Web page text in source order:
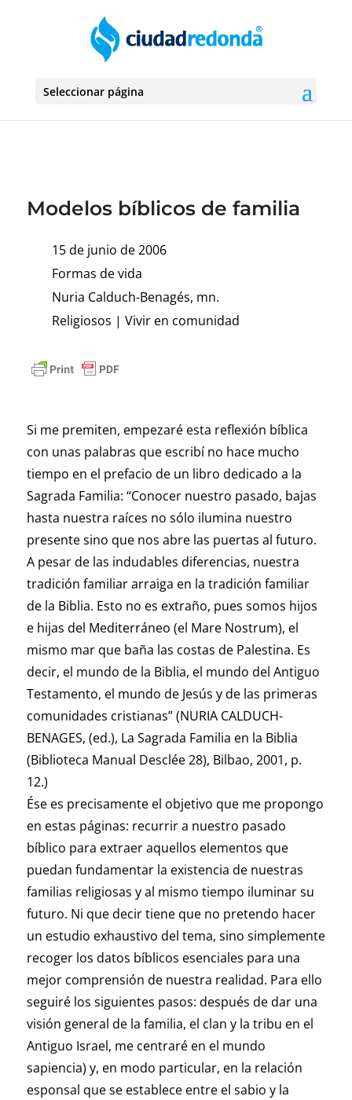
Seleccionar página
Modelos bíblicos de familia
15 de junio de 2006
Formas de vida
Nuria Calduch-Benagés, mn.
Religiosos | Vivir en comunidad
Si me premiten, empezaré esta reflexión bíblica
con unas palabras que escribí no hace mucho
tiempo en el prefacio de un libro dedicado a la
Sagrada Familia: “Conocer nuestro pasado, bajas
hasta nuestra raíces no sólo ilumina nuestro
presente sino que nos abre las puertas al futuro.
A pesar de las indudables diferencias, nuestra
tradición familiar arraiga en la tradición familiar
de la Biblia. Esto no es extraño, pues somos hijos
e hijas del Mediterráneo (el Mare Nostrum), el
mismo mar que baña las costas de Palestina. Es
decir, el mundo de la Biblia, el mundo del Antiguo
Testamento, el mundo de Jesús y de las primeras
comunidades cristianas” (NURIA CALDUCH-
BENAGES, (ed.), La Sagrada Familia en la Biblia
(Biblioteca Manual Desclée 28), Bilbao, 2001, p.
12.)
Ése es precisamente el objetivo que me propongo
en estas páginas: recurrir a nuestro pasado
bíblico para extraer aquellos elementos que
puedan fundamentar la existencia de nuestras
familias religiosas y al mismo tiempo iluminar su
futuro. Ni que decir tiene que no pretendo hacer
un estudio exhaustivo del tema, sino simplemente
recoger los datos bíblicos esenciales para una
mejor comprensión de nuestra realidad. Para ello
seguiré los siguientes pasos: después de dar una
visión general de la familia, el clan y la tribu en el
Antiguo Israel, me centraré en el mundo
sapiencia) y, en modo particular, en la relación
esponsal que se establece entre el sabio y la